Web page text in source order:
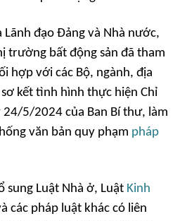
Lãnh đạo Đảng và Nhà nước,
trường bất động sản đã tham
hợp với các Bộ, ngành, địa
kết tình hình thực hiện Chỉ
24/5/2024 của Ban Bí thư, làm
văn bản quy phạm pháp
Luật Nhà ở, Luật Kinh
các pháp luật khác có liên